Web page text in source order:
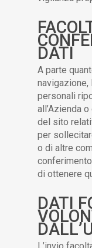
DATI
A parte
navigazione,
personali
all’Azienda
del sito
per
o di altre
di ottenere
DATI